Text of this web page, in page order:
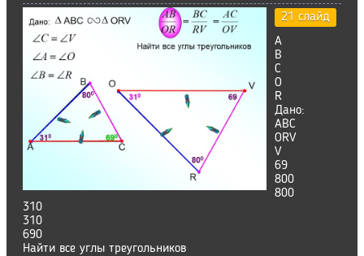
21 слайд
А
В
С
O
R
Дано:
ABC
ORV
V
69
800
800
310
310
690
Найти все углы треугольников